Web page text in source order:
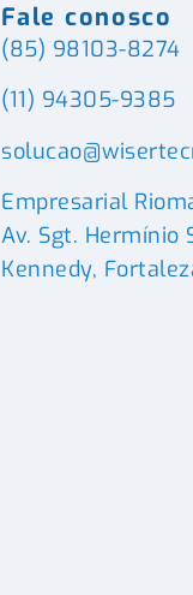
Fale conosco
(85) 98103-8274
(11) 94305-9385
Empresarial
Av. Sgt. Hermínio
Kennedy,